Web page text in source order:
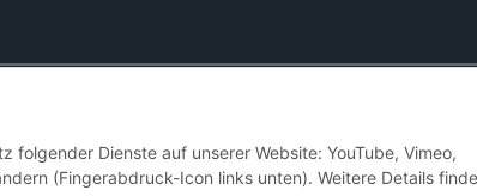
folgender Dienste auf unserer Website: YouTube, Vimeo,
(Fingerabdruck-Icon links unten). Weitere Details